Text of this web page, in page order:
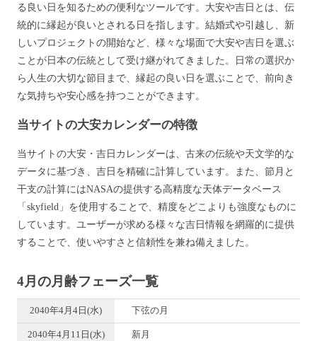
る良い日を知るための便利なツールです。大安や吉日とは、伝
統的に縁起が良いとされる日を指します。結婚式や引越し、新
しいプロジェクトの開始など、様々な場面で大安や吉日を選ぶ
ことが日本の伝統として受け継がれてきました。日常の選択か
ら人生の大切な節目まで、縁起の良い日を選ぶことで、前向き
な気持ちや安心感を持つことができます。
当サイトの大安カレンダーの特徴
当サイトの大安・吉日カレンダーは、古来の伝統や天文学的な
データに基づき、吉日を精確に計算しています。また、節月と
干支の計算にはNASAの提供する高精度な天体データベース
「skyfield」を使用することで、精度をどこよりも強度なものに
しています。ユーザーが求める様々な吉日情報を網羅的に提供
することで、使いやすさと信頼性を兼ね備えました。
4月の月齢フェーズ一覧
2040年4月4日(水) 下弦の月
2040年4月11日(水) 新月